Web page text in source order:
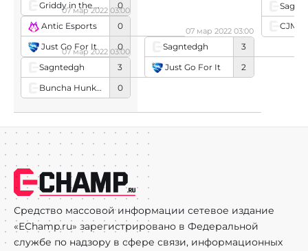
Griddy in the Club
0
Antic Esports
0
Just Go For It
0
07 мар 2022 03:00
Sagntedgh
3
Buncha Hunkas
0
07 мар 2022 03:00 Sagntedgh
3
Just Go For It
2
07 мар 2022 03:00
Средство массовой информации сетевое издание
«EChamp.ru» зарегистрировано в Федеральной
службе по надзору в сфере связи, информационных